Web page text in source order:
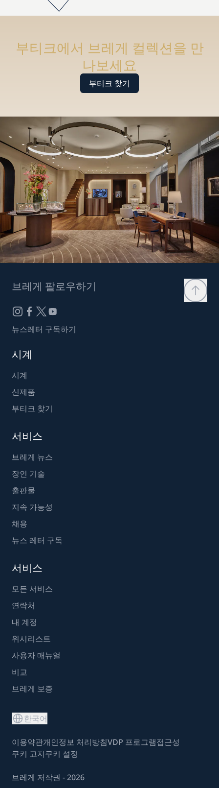
부티크에서 브레게 컬렉션을 만
나보세요
부티크 찾기
브레게 팔로우하기
뉴스레터 구독하기
시계
시계
신제품
부티크 찾기
서비스
브레게 뉴스
장인 기술
출판물
지속 가능성
채용
뉴스 레터 구독
서비스
모든 서비스
연락처
내 계정
위시리스트
사용자 매뉴얼
비교
브레게 보증
한국어
이용약관개인정보 처리방침VDP 프로그램접근성
쿠키 고지쿠키 설정
브레게 저작권 - 2026